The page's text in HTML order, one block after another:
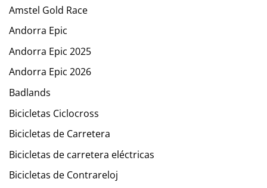
Amstel Gold Race
Andorra Epic
Andorra Epic 2025
Andorra Epic 2026
Badlands
Bicicletas Ciclocross
Bicicletas de Carretera
Bicicletas de carretera eléctricas
Bicicletas de Contrareloj